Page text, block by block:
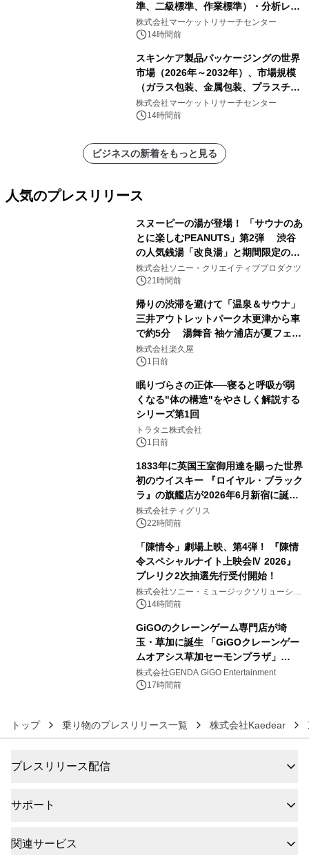
準、二級標準、作業標準）・分析レポ
ートを発表
株式会社マーケットリサーチセンター
14時間前
スキンケア製品パッケージングの世界
市場（2026年～2032年）、市場規模
（ガラス包装、金属包装、プラスチッ
ク包装、その他）・分析レポートを発
表
株式会社マーケットリサーチセンター
14時間前
ビジネスの新着をもっと見る
人気のプレスリリース
スヌーピーの湯が登場！ 「サウナのあ
とに楽しむPEANUTS」第2弾 渋谷
の人気銭湯「改良湯」と期間限定のコ
ラボレーション サウナイキタイコラ
ボグッズも発売決定！
株式会社ソニー・クリエイティブプロダクツ
21時間前
帰りの渋滞を避けて「温泉＆サウナ」
三井アウトレットパーク木更津から車
で約5分 湯舞音 袖ケ浦店が夏フェア
メニューを提供
株式会社楽久屋
1日前
眠りづらさの正体──寝ると呼吸が弱
くなる"体の構造"をやさしく解説する
シリーズ第1回
トラタニ株式会社
1日前
1833年に英国王室御用達を賜った世界
初のウイスキー 『ロイヤル・ブラック
ラ』の旗艦店が2026年6月新宿に誕
生 バカルディ ジャパンと連携した
没入型バー「BAR Arca」
株式会社ティグリス
22時間前
「陳情令」劇場上映、第4弾！ 『陳情
令スペシャルナイト上映会Ⅳ 2026』
プレリク2次抽選先行受付開始！
株式会社ソニー・ミュージックソリューショ
ンズ14時間前
GiGOのクレーンゲーム専門店が埼
玉・草加に誕生 「GiGOクレーンゲー
ムオアシス草加セーモンプラザ」
2026年8月7日(金)10時グランドオープ
ン
株式会社GENDA GiGO Entertainment
17時間前
トップ 乗り物のプレスリリース一覧 株式会社Kaedear
プレスリリース配信
サポート
関連サービス